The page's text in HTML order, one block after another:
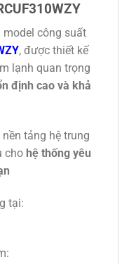
model công suất
, được thiết kế
lạnh quan trọng
định cao và khả
tảng hệ trung
cho hệ thống yêu
tại: